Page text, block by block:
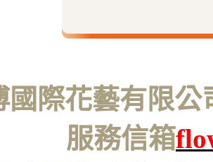
國際花藝有限
服務信箱